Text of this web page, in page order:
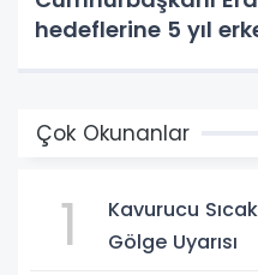
hedeflerine 5 yıl
Çok Okunanlar
1
Kavurucu
Gölge Uyarısı